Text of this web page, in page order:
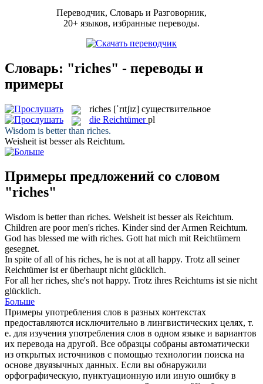
Переводчик, Словарь и Разговорник,
20+ языков, избранные переводы.
Словарь: "riches" - переводы и
примеры
riches [ˈrɪtʃɪz] существительное
die Reichtümer pl
Wisdom is better than riches.
Weisheit ist besser als Reichtum.
Примеры предложений со словом
"riches"
Wisdom is better than riches. Weisheit ist besser als Reichtum.
Children are poor men's riches. Kinder sind der Armen Reichtum.
God has blessed me with riches. Gott hat mich mit Reichtümern
gesegnet.
In spite of all of his riches, he is not at all happy. Trotz all seiner
Reichtümerist er überhaupt nicht glücklich.
For all herriches, she's not happy. Trotz ihres Reichtums ist sie nicht
glücklich.
Больше
Примеры употребления слов в разных контекстах
предоставляются исключительно в лингвистических целях, т.
е. для изучения употребления слов в одном языке и вариантов
их перевода на другой. Все образцы собраны автоматически
из открытых источников с помощью технологии поиска на
основе двуязычных данных. Если вы обнаружили
орфографическую, пунктуационную или иную ошибку в